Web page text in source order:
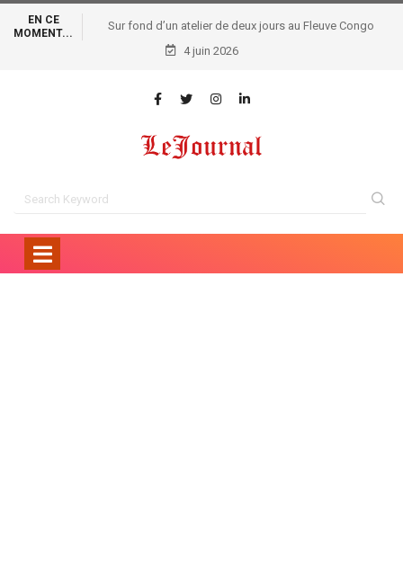
EN CE
MOMENT...
Sur fond d’un atelier de deux jours au Fleuve Congo
Hôtel: Le financement du secteur agricole congolais au
4 juin 2026